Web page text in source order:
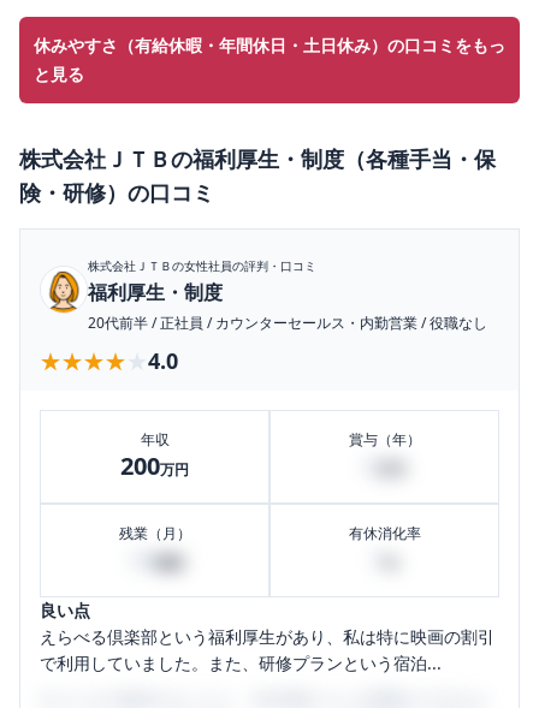
休みやすさ（有給休暇・年間休日・土日休み）の口コミをもっ
と見る
株式会社ＪＴＢの福利厚生・制度（各種手当・保
険・研修） の口コミ
株式会社ＪＴＢの女性社員の評判・口コミ
福利厚生・制度
20代前半/正社員 /カウンターセールス・内勤営業/役職なし
★★★★★
★★★★★ 4.0
年収
200万円
賞与（年）
残業（月） 有休消化率
良い点
えらべる倶楽部という福利厚生があり、私は特に映画の割引
で利用していました。また、研修プランという宿泊...